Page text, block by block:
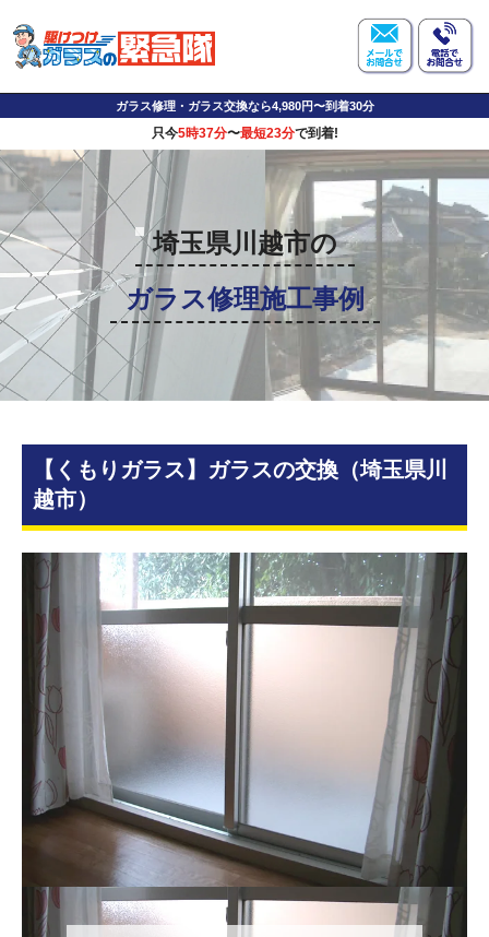
ガラス修理・ガラス交換なら4,980円〜到着30分
只今5時37分〜最短23分で到着!
埼玉県川越市の
ガラス修理施工事例
【くもりガラス】ガラスの交換（埼玉県川
越市）